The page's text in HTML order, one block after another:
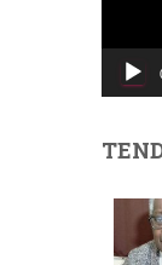
t